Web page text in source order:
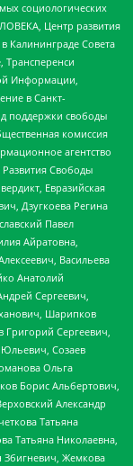
социологических
Центр развития
Калининграде Совета
Трансперенси
Информации,
в Санкт-
поддержки свободы
комиссия
агентство
Свободы
Евразийская
Дзугкоева Регина
Павел
Айратовна,
Васильева
Анатолий
Сергеевич,
Шарипков
Сергеевич,
Созаев
Ольга
Борис Альбертович,
Александр
Татьяна
Татьяна Николаевна,
Збигневич, Жемкова